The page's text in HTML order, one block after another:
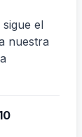
el
nuestra